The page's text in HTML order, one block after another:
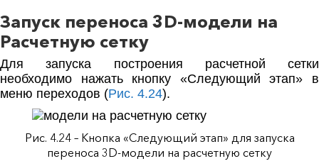
Запуск переноса 3D-модели на
Расчетную сетку
Для запуска построения расчетной сетки
необходимо нажать кнопку «Следующий этап» в
меню переходов (Рис. 4.24).
Рис. 4.24 – Кнопка «Следующий этап» для запуска
переноса 3D-модели на расчетную сетку